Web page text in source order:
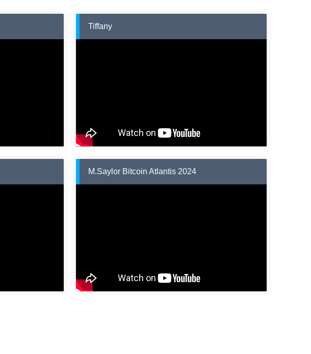
Tiffany
M.Saylor Bitcoin Atlantis 2024